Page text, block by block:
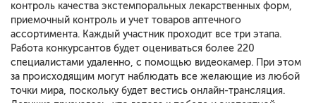
контроль качества экстемпоральных лекарственных форм,
приемочный контроль и учет товаров аптечного
ассортимента. Каждый участник проходит все три этапа.
Работа конкурсантов будет оцениваться более 220
специалистами удаленно, с помощью видеокамер. При этом
за происходящим могут наблюдать все желающие из любой
точки мира, поскольку будет вестись онлайн-трансляция.